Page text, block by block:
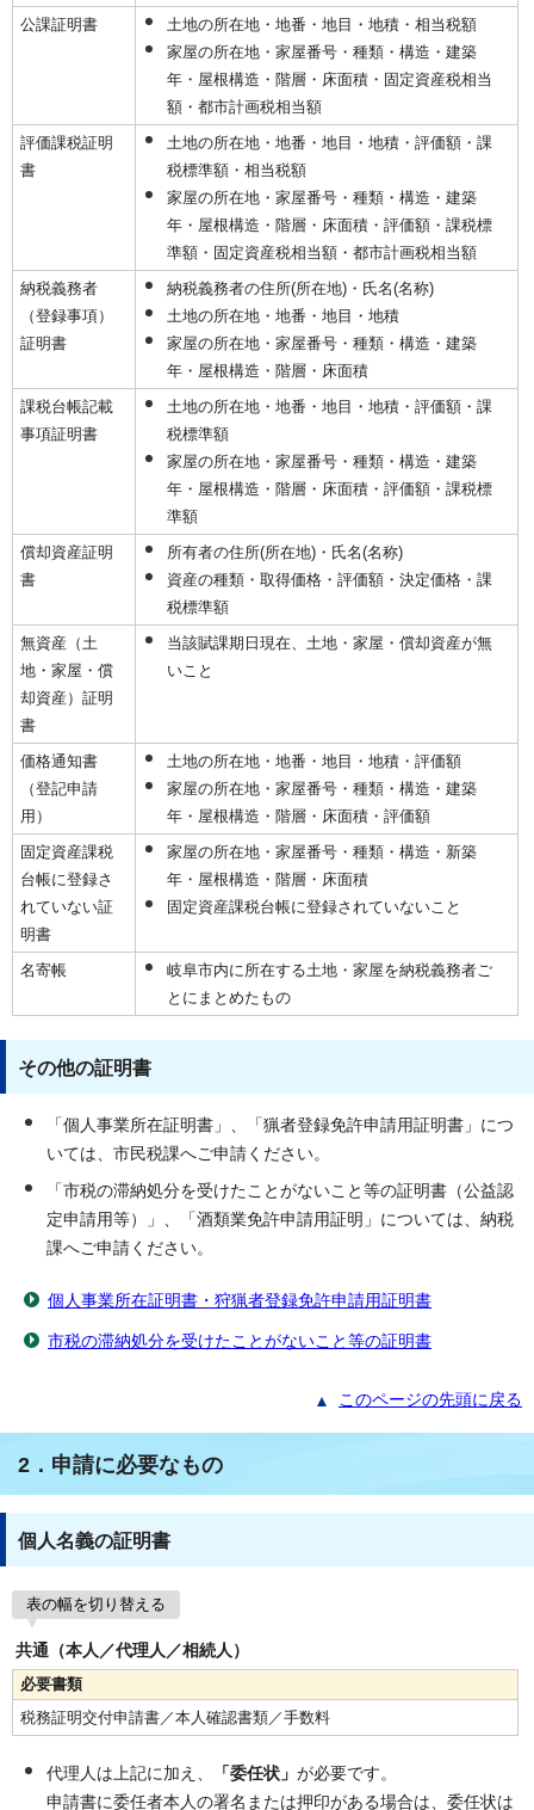
公課証明書
土地の所在地・地番・地目・地積・相当税額
家屋の所在地・家屋番号・種類・構造・建築
年・屋根構造・階層・床面積・固定資産税相当
額・都市計画税相当額
評価課税証明
書
土地の所在地・地番・地目・地積・評価額・課
税標準額・相当税額
家屋の所在地・家屋番号・種類・構造・建築
年・屋根構造・階層・床面積・評価額・課税標
準額・固定資産税相当額・都市計画税相当額
納税義務者
（登録事項）
証明書
納税義務者の住所(所在地)・氏名(名称)
土地の所在地・地番・地目・地積
家屋の所在地・家屋番号・種類・構造・建築
年・屋根構造・階層・床面積
課税台帳記載
事項証明書
土地の所在地・地番・地目・地積・評価額・課
税標準額
家屋の所在地・家屋番号・種類・構造・建築
年・屋根構造・階層・床面積・評価額・課税標
準額
償却資産証明
書
所有者の住所(所在地)・氏名(名称)
資産の種類・取得価格・評価額・決定価格・課
税標準額
無資産（土
地・家屋・償
却資産）証明
書
当該賦課期日現在、土地・家屋・償却資産が無
いこと
価格通知書
（登記申請
用）
土地の所在地・地番・地目・地積・評価額
家屋の所在地・家屋番号・種類・構造・建築
年・屋根構造・階層・床面積・評価額
固定資産課税
台帳に登録さ
れていない証
明書
家屋の所在地・家屋番号・種類・構造・新築
年・屋根構造・階層・床面積
固定資産課税台帳に登録されていないこと
名寄帳
岐阜市内に所在する土地・家屋を納税義務者ご
とにまとめたもの
その他の証明書
「個人事業所在証明書」、「猟者登録免許申請用証明書」につ
いては、市民税課へご申請ください。
「市税の滞納処分を受けたことがないこと等の証明書（公益認
定申請用等）」、「酒類業免許申請用証明」については、納税
課へご申請ください。
個人事業所在証明書・狩猟者登録免許申請用証明書
市税の滞納処分を受けたことがないこと等の証明書
このページの先頭に戻る
2．申請に必要なもの
個人名義の証明書
表の幅を切り替える
共通（本人／代理人／相続人）
必要書類
税務証明交付申請書／本人確認書類／手数料
代理人は上記に加え、 「委任状」 が必要です。
申請書に委任者本人の署名または押印がある場合は、委任状は